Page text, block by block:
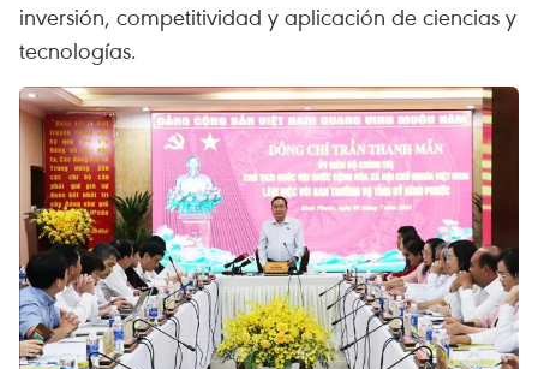
inversión, competitividad y aplicación de ciencias y
tecnologías.